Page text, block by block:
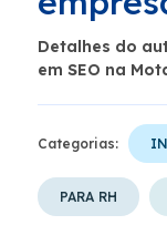
Detalhes do
em SEO na
Categorias:
PARA RH